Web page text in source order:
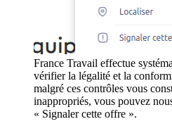
France Travail effectue
vérifier la légalité et la
malgré ces contrôles vous
inappropriés, vous pouvez
« Signaler cette offre ».